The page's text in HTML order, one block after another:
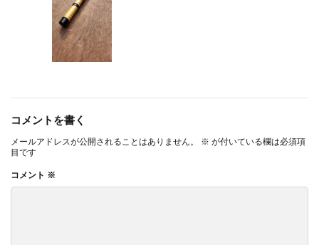
コメントを書く
メールアドレスが公開されることはありません。 ※ が付いている欄は必須項
目です
コメント ※